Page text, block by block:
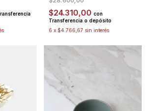
$24.310,00 con
Transferencia o depósito
6 x $4.766,67 sin interés